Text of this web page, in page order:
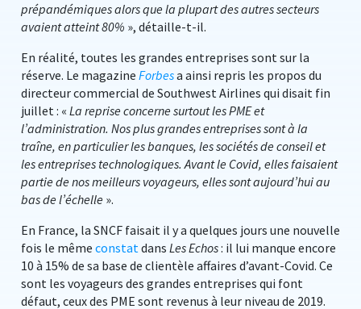
prépandémiques alors que la plupart des autres secteurs
avaient atteint 80% », détaille-t-il.
En réalité, toutes les grandes entreprises sont sur la
réserve. Le magazine Forbesa ainsi repris les propos du
directeur commercial de Southwest Airlines qui disait fin
juillet : « La reprise concerne surtout les PME et
l’administration. Nos plus grandes entreprises sont à la
traîne, en particulier les banques, les sociétés de conseil et
les entreprises technologiques. Avant le Covid, elles faisaient
partie de nos meilleurs voyageurs, elles sont aujourd’hui au
bas de l’échelle ».
En France, la SNCF faisait il y a quelques jours une nouvelle
fois le même constatdans Les Echos: il lui manque encore
10 à 15% de sa base de clientèle affaires d’avant-Covid. Ce
sont les voyageurs des grandes entreprises qui font
défaut, ceux des PME sont revenus à leur niveau de 2019.